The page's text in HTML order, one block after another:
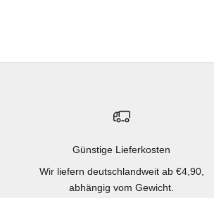
Günstige Lieferkosten
Wir liefern deutschlandweit ab €4,90,
abhängig vom Gewicht.